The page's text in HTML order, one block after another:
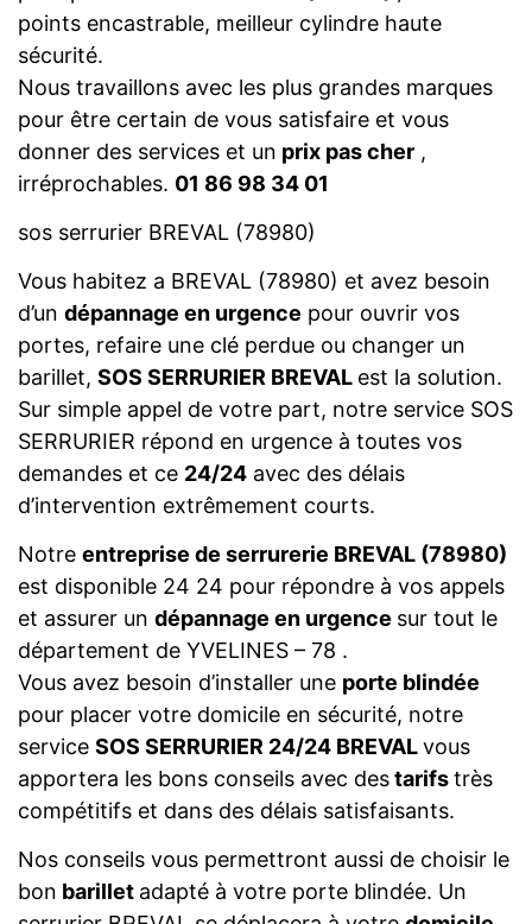
points encastrable, meilleur cylindre haute
sécurité.
Nous travaillons avec les plus grandes marques
pour être certain de vous satisfaire et vous
donner des services et un prix pas cher ,
irréprochables. 01 86 98 34 01
sos serrurier BREVAL (78980)
Vous habitez a BREVAL (78980) et avez besoin
d’un dépannage en urgence pour ouvrir vos
portes, refaire une clé perdue ou changer un
barillet, SOS SERRURIER BREVAL est la solution.
Sur simple appel de votre part, notre service SOS
SERRURIER répond en urgence à toutes vos
demandes et ce 24/24 avec des délais
d’intervention extrêmement courts.
Notre entreprise de serrurerie BREVAL (78980)
est disponible 24 24 pour répondre à vos appels
et assurer un dépannage en urgence sur tout le
département de YVELINES – 78 .
Vous avez besoin d’installer une porte blindée
pour placer votre domicile en sécurité, notre
service SOS SERRURIER 24/24 BREVALvous
apportera les bons conseils avec destarifstrès
compétitifs et dans des délais satisfaisants.
Nos conseils vous permettront aussi de choisir le
bon barillet adapté à votre porte blindée. Un